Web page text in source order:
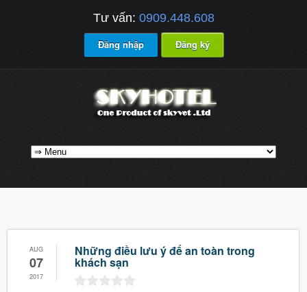
Tư vấn: 0909.448.608
Đăng nhập Đăng ký
AUG
07
2017
Những điều lưu ý để an toàn trong
khách sạn